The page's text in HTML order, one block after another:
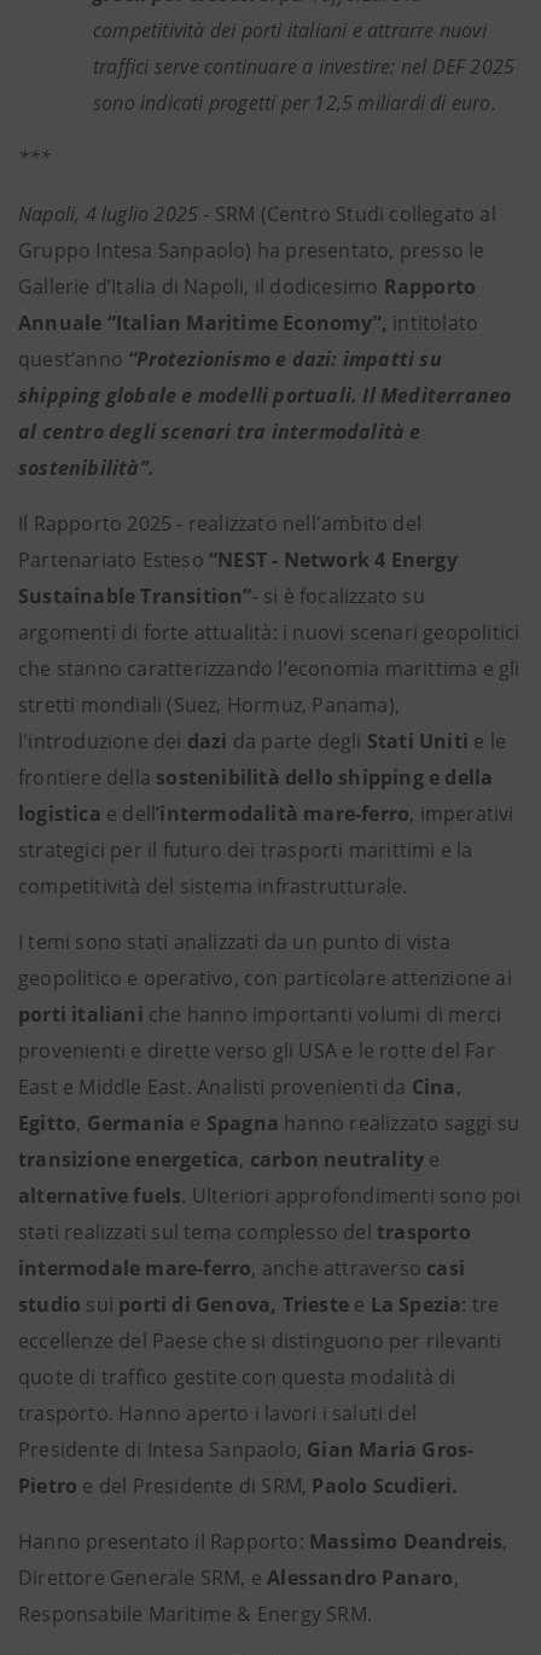
competitività dei porti italiani e attrarre nuovi
traffici serve continuare a investire: nel DEF 2025
sono indicati progetti per 12,5 miliardi di euro.
***
Napoli, 4 luglio 2025 - SRM (Centro Studi collegato al
Gruppo Intesa Sanpaolo) ha presentato, presso le
Gallerie d’Italia di Napoli, il dodicesimo Rapporto
Annuale “Italian Maritime Economy”, intitolato
quest’anno “Protezionismo e dazi: impatti su
shipping globale e modelli portuali. Il Mediterraneo
al centro degli scenari tra intermodalità e
sostenibilità”.
Il Rapporto 2025 - realizzato nell'ambito del
Partenariato Esteso “NEST - Network 4 Energy
Sustainable Transition”- si è focalizzato su
argomenti di forte attualità: i nuovi scenari geopolitici
che stanno caratterizzando l’economia marittima e gli
stretti mondiali (Suez, Hormuz, Panama),
l'introduzione dei dazi da parte degli Stati Uniti e le
frontiere della sostenibilità dello shipping e della
logistica e dell’intermodalità mare-ferro, imperativi
strategici per il futuro dei trasporti marittimi e la
competitività del sistema infrastrutturale.
I temi sono stati analizzati da un punto di vista
geopolitico e operativo, con particolare attenzione ai
porti italiani che hanno importanti volumi di merci
provenienti e dirette verso gli USA e le rotte del Far
East e Middle East. Analisti provenienti da Cina,
Egitto, Germania e Spagna hanno realizzato saggi su
transizione energetica, carbon neutrality e
alternative fuels. Ulteriori approfondimenti sono poi
stati realizzati sul tema complesso del trasporto
intermodale mare-ferro, anche attraverso casi
studio sui porti di Genova, Trieste e La Spezia: tre
eccellenze del Paese che si distinguono per rilevanti
quote di traffico gestite con questa modalità di
trasporto. Hanno aperto i lavori i saluti del
Presidente di Intesa Sanpaolo, Gian Maria Gros-
Pietro e del Presidente di SRM, Paolo Scudieri.
Hanno presentato il Rapporto: Massimo Deandreis,
Direttore Generale SRM, eAlessandro Panaro,
Responsabile Maritime & Energy SRM.